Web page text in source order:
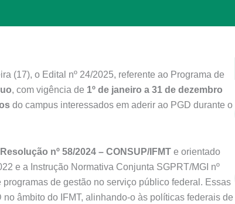
(17), o Edital nº 24/2025, referente ao Programa de
, com vigência de 1º de janeiro a 31 de dezembro
do campus interessados em aderir ao PGD durante o
Resolução nº 58/2024 – CONSUP/IFMT e orientado
e a Instrução Normativa Conjunta SGPRT/MGI nº
de gestão no serviço público federal. Essas
âmbito do IFMT, alinhando-o às políticas federais de